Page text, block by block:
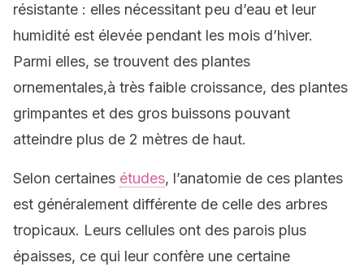
résistante : elles nécessitant peu d’eau et leur
humidité est élevée pendant les mois d’hiver.
Parmi elles, se trouvent des plantes
ornementales,à très faible croissance, des plantes
grimpantes et des gros buissons pouvant
atteindre plus de 2 mètres de haut.
Selon certaines études, l’anatomie de ces plantes
est généralement différente de celle des arbres
tropicaux. Leurs cellules ont des parois plus
épaisses, ce qui leur confère une certaine